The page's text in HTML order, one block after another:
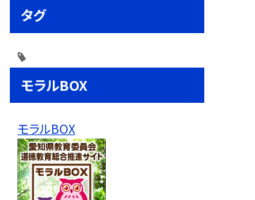
タグ
モラルBOX
モラルBOX